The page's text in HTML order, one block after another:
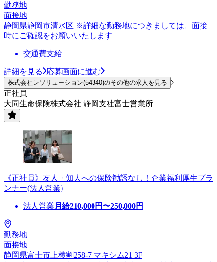
勤務地
面接地
静岡県静岡市清水区 ※詳細な勤務地につきましては、面接
時にご確認をお願いいたします
交通費支給
詳細を見る 応募画面に進む
株式会社レソリューション(54340)のその他の求人を見る
正社員
大同生命保険株式会社 静岡支社富士営業所
《正社員》友人・知人への保険勧誘なし！企業福利厚生プラ
ンナー(法人営業)
法人営業 月給210,000円〜250,000円
勤務地
面接地
静岡県富士市上横割258-7 マキシム21 3F